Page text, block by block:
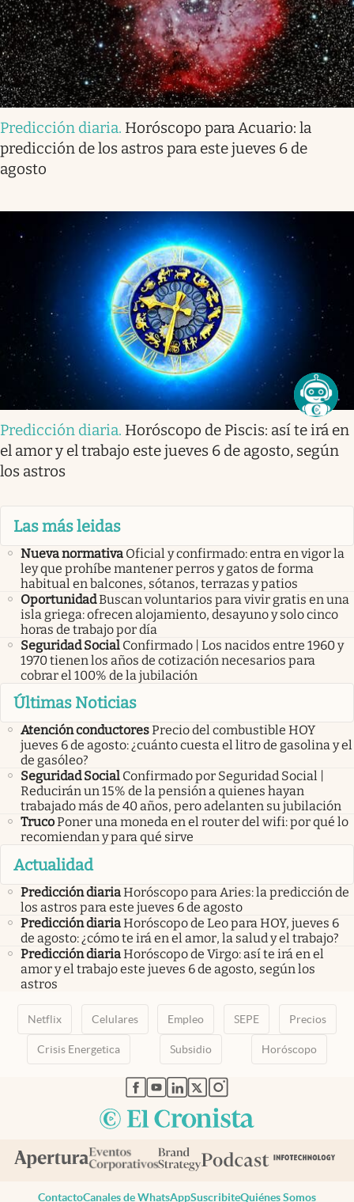
Predicción diaria. Horóscopo para Acuario: la
predicción de los astros para este jueves 6 de
agosto
Predicción diaria. Horóscopo de Piscis: así te irá en
el amor y el trabajo este jueves 6 de agosto, según
los astros
Las más leidas
Nueva normativa Oficial y confirmado: entra en vigor la
ley que prohíbe mantener perros y gatos de forma
habitual en balcones, sótanos, terrazas y patios
OportunidadBuscan voluntarios para vivir gratis en una
isla griega: ofrecen alojamiento, desayuno y solo cinco
horas de trabajo por día
Seguridad Social Confirmado | Los nacidos entre 1960 y
1970 tienen los años de cotización necesarios para
cobrar el 100% de la jubilación
Últimas Noticias
Atención conductoresPrecio del combustible HOY
jueves 6 de agosto: ¿cuánto cuesta el litro de gasolina y el
de gasóleo?
Seguridad Social Confirmado por Seguridad Social |
Reducirán un 15% de la pensión a quienes hayan
trabajado más de 40 años, pero adelanten su jubilación
TrucoPoner una moneda en el router del wifi: por qué lo
recomiendan y para qué sirve
Actualidad
Predicción diariaHoróscopo para Aries: la predicción de
los astros para este jueves 6 de agosto
Predicción diariaHoróscopo de Leo para HOY, jueves 6
de agosto: ¿cómo te irá en el amor, la salud y el trabajo?
Predicción diariaHoróscopo de Virgo: así te irá en el
amor y el trabajo este jueves 6 de agosto, según los
astros
Netflix Celulares Empleo SEPE Precios
Crisis Energetica Subsidio Horóscopo
abre en nueva pestaña
abre en nueva pestaña
abre en nueva pestaña
abre en nueva pestaña
abre en nueva pestaña
ContactoCanales de WhatsAppSuscribiteQuiénes Somos